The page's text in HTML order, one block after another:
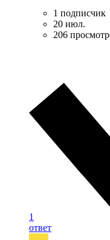
1 подписчик
20 июл.
206
1
ответ